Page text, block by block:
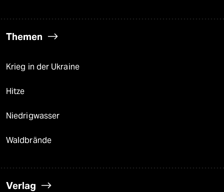
Themen
Krieg in der Ukraine
Hitze
Niedrigwasser
Waldbrände
Verlag